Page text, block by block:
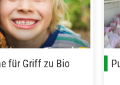
für Griff zu Bio